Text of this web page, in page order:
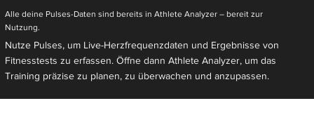
Alle deine Pulses-Daten sind bereits in Athlete Analyzer – bereit zur
Nutzung.
Nutze Pulses, um Live-Herzfrequenzdaten und Ergebnisse von
Fitnesstests zu erfassen. Öffne dann Athlete Analyzer, um das
Training präzise zu planen, zu überwachen und anzupassen.